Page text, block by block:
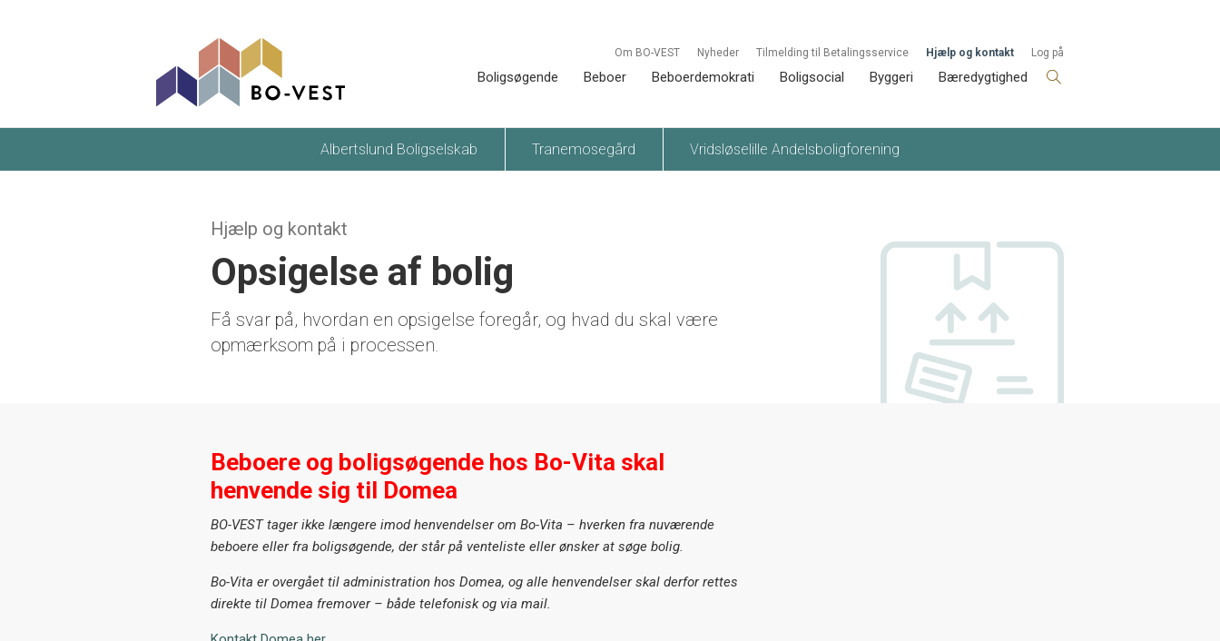
Om BO-VEST Nyheder Tilmelding til Betalingsservice Hjælp og kontakt Log på
Boligsøgende Beboer Beboerdemokrati Boligsocial Byggeri Bæredygtighed
Albertslund Boligselskab Tranemosegård Vridsløselille Andelsboligforening
Hjælp og kontakt
Opsigelse af bolig
Få svar på, hvordan en opsigelse foregår, og hvad du skal være
opmærksom på i processen.
Beboere og boligsøgende hos Bo-Vita skal
henvende sig til Domea
BO-VEST tager ikke længere imod henvendelser om Bo-Vita – hverken fra nuværende
beboere eller fra boligsøgende, der står på venteliste eller ønsker at søge bolig.
Bo-Vita er overgået til administration hos Domea, og alle henvendelser skal derfor rettes
direkte til Domea fremover – både telefonisk og via mail.